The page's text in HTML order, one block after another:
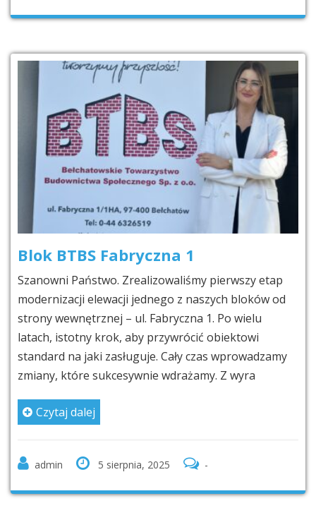
Blok BTBS Fabryczna 1
Szanowni Państwo. Zrealizowaliśmy pierwszy etap
modernizacji elewacji jednego z naszych bloków od
strony wewnętrznej – ul. Fabryczna 1. Po wielu
latach, istotny krok, aby przywrócić obiektowi
standard na jaki zasługuje. Cały czas wprowadzamy
zmiany, które sukcesywnie wdrażamy. Z wyra
Czytaj dalej
admin 5 sierpnia, 2025 -